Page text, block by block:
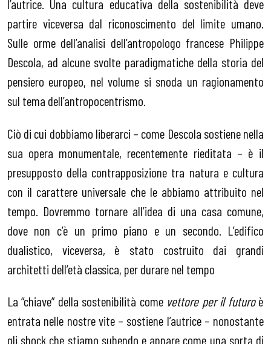
l’autrice. Una cultura educativa della sostenibilità deve
partire viceversa dal riconoscimento del limite umano.
Sulle orme dell’analisi dell’antropologo francese Philippe
Descola, ad alcune svolte paradigmatiche della storia del
pensiero europeo, nel volume si snoda un ragionamento
sul tema dell’antropocentrismo.
Ciò di cui dobbiamo liberarci – come Descola sostiene nella
sua opera monumentale, recentemente rieditata – è il
presupposto della contrapposizione tra natura e cultura
con il carattere universale che le abbiamo attribuito nel
tempo. Dovremmo tornare all’idea di una casa comune,
dove non c’è un primo piano e un secondo. L’edifico
dualistico, viceversa, è stato costruito dai grandi
architetti dell’età classica, per durare nel tempo
La “chiave” della sostenibilità come vettore per il futuroè
entrata nelle nostre vite – sostiene l’autrice – nonostante
gli shock che stiamo subendo e appare come una sorta di